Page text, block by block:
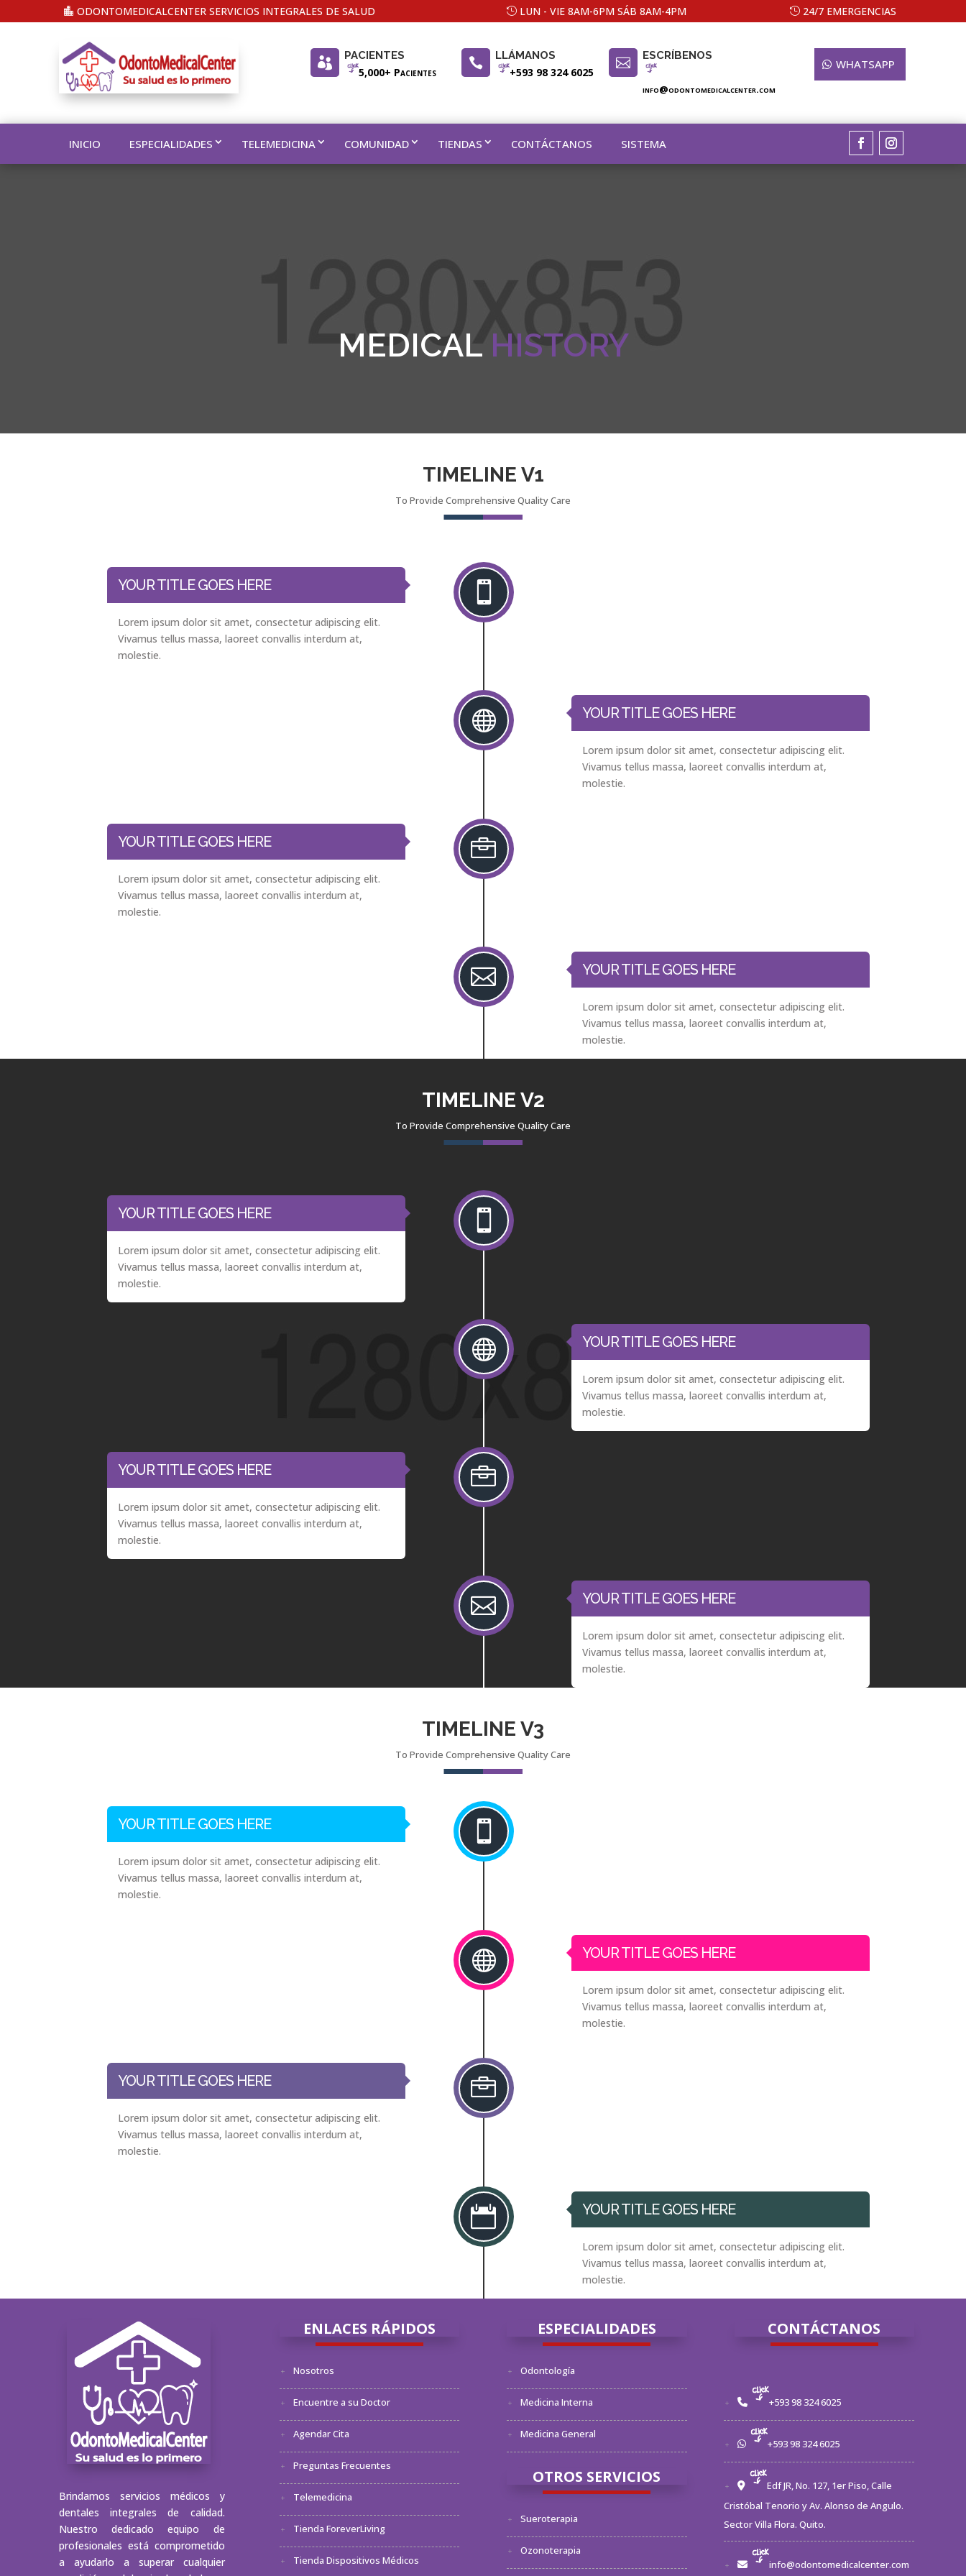
ODONTOMEDICALCENTER SERVICIOS INTEGRALES DE SALUD LUN - VIE 8AM-6PM SÁB 8AM-4PM 24/7 EMERGENCIAS
 PACIENTES
5,000+ Pacientes
 LLÁMANOS
+593 98 324 6025
 ESCRÍBENOS
info@odontomedicalcenter.com
WHATSAPP
INICIO ESPECIALIDADES TELEMEDICINA COMUNIDAD TIENDAS CONTÁCTANOS SISTEMA
MEDICALHISTORY
TIMELINE V1
To Provide Comprehensive Quality Care

YOUR TITLE GOES HERE
Lorem ipsum dolor sit amet, consectetur adipiscing elit.
Vivamus tellus massa, laoreet convallis interdum at,
molestie.
 YOUR TITLE GOES HERE
Lorem ipsum dolor sit amet, consectetur adipiscing elit.
Vivamus tellus massa, laoreet convallis interdum at,
molestie.

YOUR TITLE GOES HERE
Lorem ipsum dolor sit amet, consectetur adipiscing elit.
Vivamus tellus massa, laoreet convallis interdum at,
molestie.
 YOUR TITLE GOES HERE
Lorem ipsum dolor sit amet, consectetur adipiscing elit.
Vivamus tellus massa, laoreet convallis interdum at,
molestie.
TIMELINE V2
To Provide Comprehensive Quality Care

YOUR TITLE GOES HERE
Lorem ipsum dolor sit amet, consectetur adipiscing elit.
Vivamus tellus massa, laoreet convallis interdum at,
molestie.
 YOUR TITLE GOES HERE
Lorem ipsum dolor sit amet, consectetur adipiscing elit.
Vivamus tellus massa, laoreet convallis interdum at,
molestie.

YOUR TITLE GOES HERE
Lorem ipsum dolor sit amet, consectetur adipiscing elit.
Vivamus tellus massa, laoreet convallis interdum at,
molestie.
 YOUR TITLE GOES HERE
Lorem ipsum dolor sit amet, consectetur adipiscing elit.
Vivamus tellus massa, laoreet convallis interdum at,
molestie.
TIMELINE V3
To Provide Comprehensive Quality Care

YOUR TITLE GOES HERE
Lorem ipsum dolor sit amet, consectetur adipiscing elit.
Vivamus tellus massa, laoreet convallis interdum at,
molestie.
 YOUR TITLE GOES HERE
Lorem ipsum dolor sit amet, consectetur adipiscing elit.
Vivamus tellus massa, laoreet convallis interdum at,
molestie.

YOUR TITLE GOES HERE
Lorem ipsum dolor sit amet, consectetur adipiscing elit.
Vivamus tellus massa, laoreet convallis interdum at,
molestie.
 YOUR TITLE GOES HERE
Lorem ipsum dolor sit amet, consectetur adipiscing elit.
Vivamus tellus massa, laoreet convallis interdum at,
molestie.
Brindamos servicios médicos y
dentales integrales de calidad.
Nuestro dedicado equipo de
profesionales está comprometido
a ayudarlo a superar cualquier
ENLACES RÁPIDOS
Nosotros
Encuentre a su Doctor
Agendar Cita
Preguntas Frecuentes
Telemedicina
Tienda ForeverLiving
Tienda Dispositivos Médicos
ESPECIALIDADES
Odontología
Medicina Interna
Medicina General
OTROS SERVICIOS
Sueroterapia
Ozonoterapia
CONTÁCTANOS
+593 98 324 6025
+593 98 324 6025
Edf JR, No. 127, 1er Piso, Calle
Cristóbal Tenorio y Av. Alonso de Angulo.
Sector Villa Flora. Quito.
info@odontomedicalcenter.com